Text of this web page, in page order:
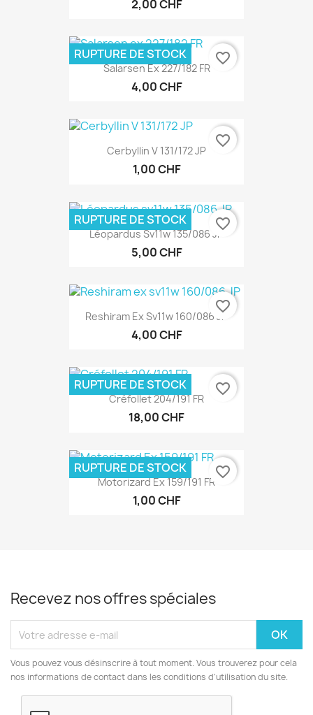
2,00 CHF
Salarsen Ex 227/182 FR
4,00 CHF
RUPTURE DE STOCK favorite_border
Cerbyllin V 131/172 JP
1,00 CHF
favorite_border
Léopardus Sv11w 135/086 JP
5,00 CHF
RUPTURE DE STOCK favorite_border
Reshiram Ex Sv11w 160/086 JP
4,00 CHF
favorite_border
Créfollet 204/191 FR
18,00 CHF
RUPTURE DE STOCK favorite_border
Motorizard Ex 159/191 FR
1,00 CHF
RUPTURE DE STOCK favorite_border
Recevez nos offres spéciales
Vous pouvez vous désinscrire à tout moment. Vous trouverez pour cela
nos informations de contact dans les conditions d'utilisation du site.